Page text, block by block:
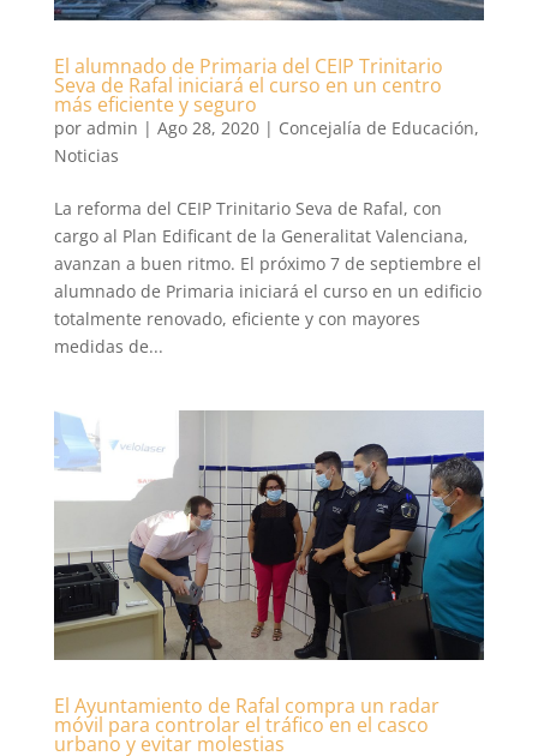
El alumnado de Primaria del CEIP Trinitario
Seva de Rafal iniciará el curso en un centro
más eficiente y seguro
por admin | Ago 28, 2020| Concejalía de Educación,
Noticias
La reforma del CEIP Trinitario Seva de Rafal, con
cargo al Plan Edificant de la Generalitat Valenciana,
avanzan a buen ritmo. El próximo 7 de septiembre el
alumnado de Primaria iniciará el curso en un edificio
totalmente renovado, eficiente y con mayores
medidas de...
El Ayuntamiento de Rafal compra un radar
móvil para controlar el tráfico en el casco
urbano y evitar molestias